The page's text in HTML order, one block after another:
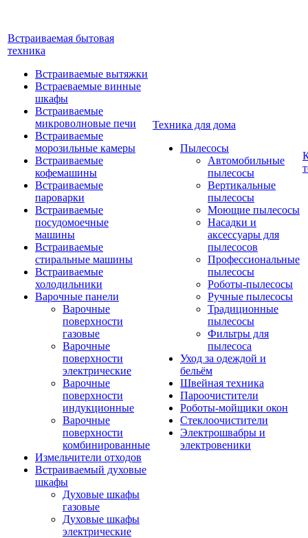
Встраиваемая бытовая
техника
Встраиваемые вытяжки
Встраеваемые винные
шкафы
Встраиваемые
микроволновые печи
Встраиваемые
морозильные камеры
Встраиваемые
кофемашины
Встраиваемые
пароварки
Встраиваемые
посудомоечные
машины
Встраиваемые
стиральные машины
Встраиваемые
холодильники
Варочные панели
Варочные
поверхности
газовые
Варочные
поверхности
электрические
Варочные
поверхности
индукционные
Варочные
поверхности
комбинированные
Измельчители отходов
Встраиваемый духовые
шкафы
Духовые шкафы
газовые
Духовые шкафы
электрические
Техника для дома
Пылесосы
Автомобильные
пылесосы
Вертикальные
пылесосы
Моющие пылесосы
Насадки и
аксессуары для
пылесосов
Профессиональные
пылесосы
Роботы-пылесосы
Ручные пылесосы
Традиционные
пылесосы
Фильтры для
пылесоса
Уход за одеждой и
бельём
Швейная техника
Пароочистители
Роботы-мойщики окон
Стеклоочистители
Электрошвабры и
электровеники